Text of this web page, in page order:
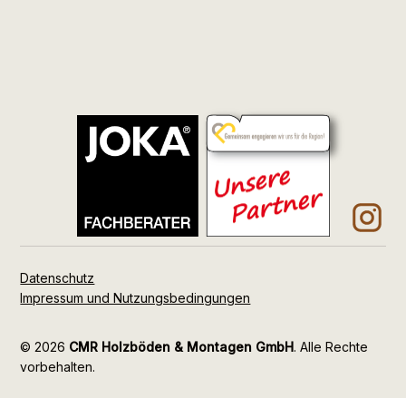
© 2026 CMR Holzböden & Montagen GmbH. Alle Rechte
vorbehalten.
Datenschutz
Impressum und Nutzungsbedingungen